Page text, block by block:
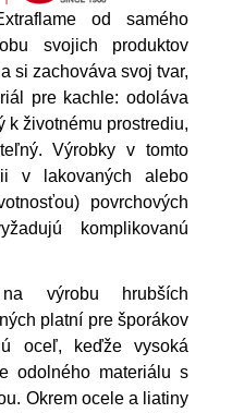
od samého
svojich produktov
si zachováva svoj tvar,
pre kachle: odoláva
k životnému prostrediu,
Výrobky v tomto
v lakovaných alebo
povrchových
komplikovanú
na výrobu hrubších
platní pre šporákov
oceľ, keďže vysoká
odolného materiálu s
Okrem ocele a liatiny